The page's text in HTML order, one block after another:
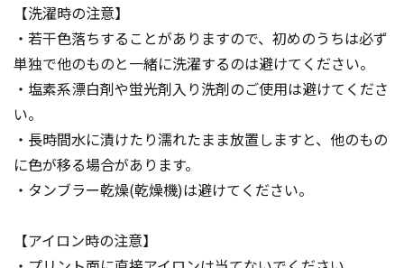
【洗濯時の注意】
・若干色落ちすることがありますので、初めのうちは必ず
単独で他のものと一緒に洗濯するのは避けてください。
・塩素系漂白剤や蛍光剤入り洗剤のご使用は避けてくださ
い。
・長時間水に漬けたり濡れたまま放置しますと、他のもの
に色が移る場合があります。
・タンブラー乾燥(乾燥機)は避けてください。
【アイロン時の注意】